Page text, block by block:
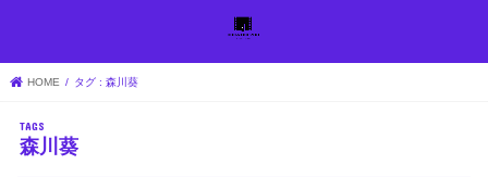
HOME タグ : 森川葵
森川葵